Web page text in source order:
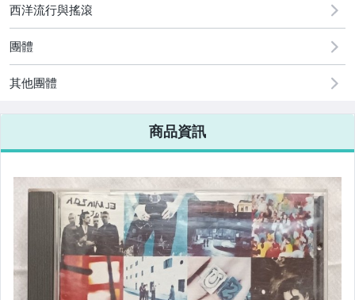
西洋流行與搖滾
團體
其他團體
商品資訊